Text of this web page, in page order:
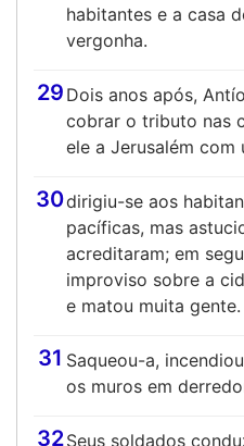
habitantes e a casa
vergonha.
29 Dois anos após,
cobrar o tributo nas
ele a Jerusalém com
30dirigiu-se aos
pacíficas, mas
acreditaram; em
improviso sobre a
e matou muita gente.
31 Saqueou-a,
os muros em
32Seus soldados